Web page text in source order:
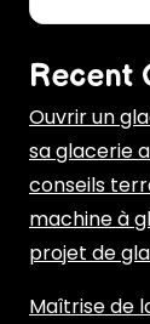
Recent
Ouvrir un
sa glacerie
conseils
machine à
projet de
Maîtrise de